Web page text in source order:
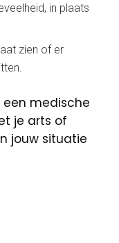
in plaats
zien of er
medische
je arts of
jouw situatie